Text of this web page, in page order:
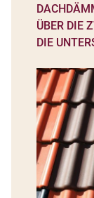
ÜBER DIE
DIE